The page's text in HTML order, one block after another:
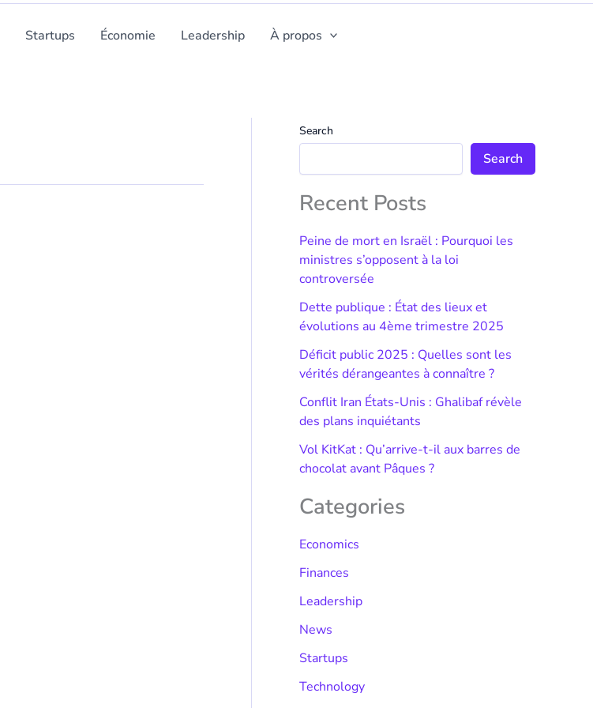
Startups Économie Leadership À propos
Search
Search
Recent Posts
Peine de mort en Israël : Pourquoi les
ministres s’opposent à la loi
controversée
Dette publique : État des lieux et
évolutions au 4ème trimestre 2025
Déficit public 2025 : Quelles sont les
vérités dérangeantes à connaître ?
Conflit Iran États-Unis : Ghalibaf révèle
des plans inquiétants
Vol KitKat : Qu’arrive-t-il aux barres de
chocolat avant Pâques ?
Categories
Economics
Finances
Leadership
News
Startups
Technology